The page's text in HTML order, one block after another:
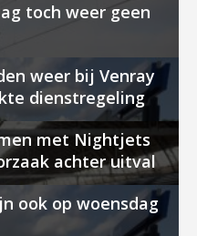
toch weer geen
weer bij Venray
dienstregeling
met Nightjets
achter uitval
ook op woensdag